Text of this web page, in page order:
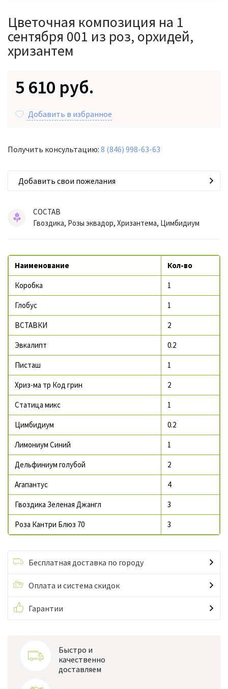
Цветочная композиция на 1
сентября 001 из роз, орхидей,
хризантем
5 610 руб.
Добавить в избранное
Получить консультацию: 8 (846) 998-63-63
Добавить свои пожелания
СОСТАВ
Гвоздика, Розы эквадор, Хризантема, Цимбидиум
Наименование Кол-во
Коробка 1
Глобус 1
ВСТАВКИ 2
Эвкалипт 0.2
Писташ 1
Хриз-ма тр Код грин 2
Статица микс 1
Цимбидиум 0.2
Лимониум Синий 1
Дельфиниум голубой 2
Агапантус 4
Гвоздика Зеленая Джангл 3
Роза Кантри Блюз 70 3
Бесплатная доставка по городу
Оплата и система скидок
Гарантии
Быстро и
качественно
доставляем